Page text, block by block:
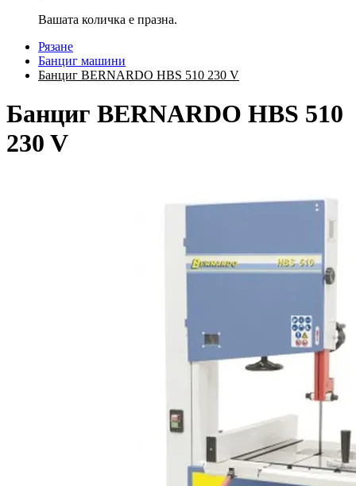
Вашата количка е празна.
Рязане
Банциг машини
Банциг BERNARDO HBS 510 230 V
Банциг BERNARDO HBS 510
230 V